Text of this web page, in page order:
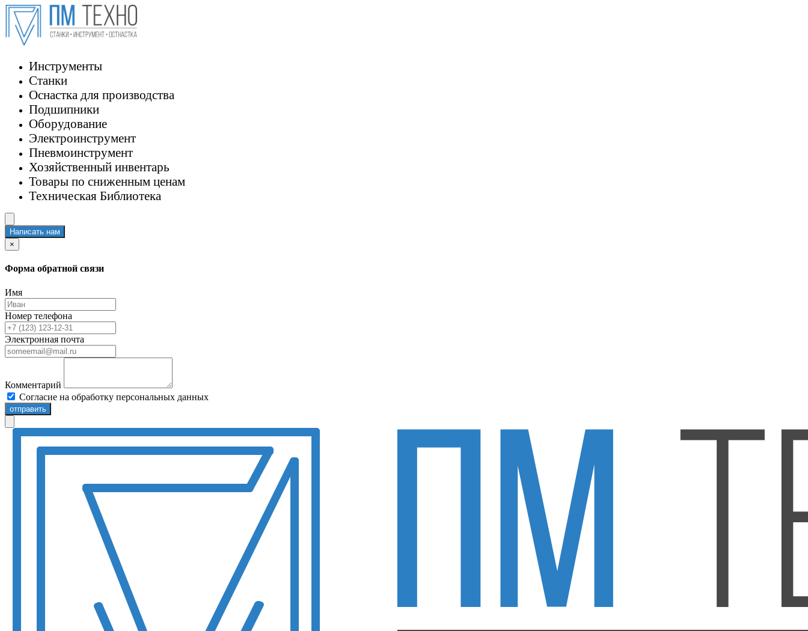
Инструменты
Станки
Оснастка для производства
Подшипники
Оборудование
Электроинструмент
Пневмоинструмент
Хозяйственный инвентарь
Товары по сниженным ценам
Техническая Библиотека
Написать нам
×
Форма обратной связи
Имя
Номер телефона
Электронная почта
Комментарий
Согласие на обработку персональных данных
отправить